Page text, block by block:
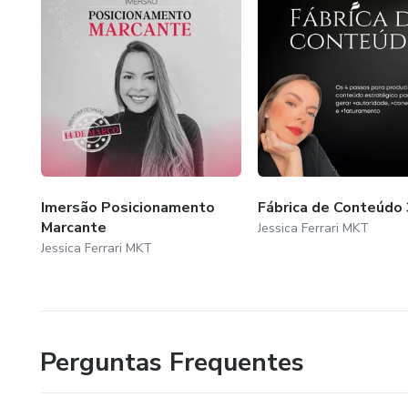
Imersão Posicionamento
Marcante
Jessica Ferrari MKT
Fábrica de Conteúdo
Jessica Ferrari MKT
Perguntas Frequentes